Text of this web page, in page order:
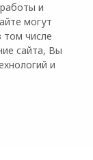
и
могут
том числе
сайта, Вы
и